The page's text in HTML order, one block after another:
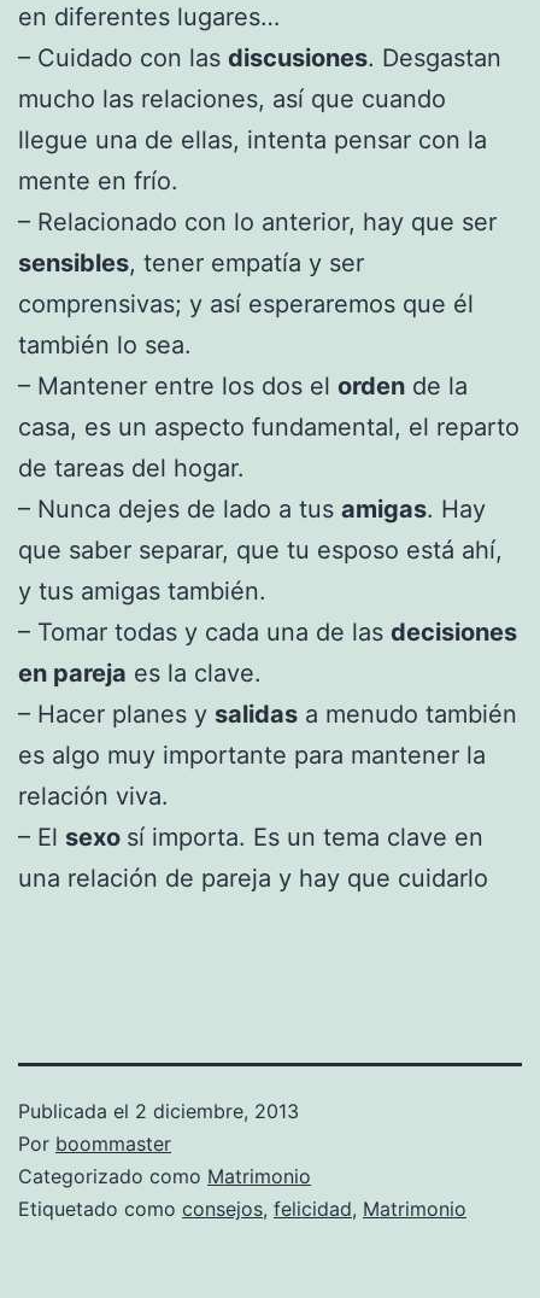
en diferentes lugares…
– Cuidado con las discusiones. Desgastan
mucho las relaciones, así que cuando
llegue una de ellas, intenta pensar con la
mente en frío.
– Relacionado con lo anterior, hay que ser
sensibles, tener empatía y ser
comprensivas; y así esperaremos que él
también lo sea.
– Mantener entre los dos el orden de la
casa, es un aspecto fundamental, el reparto
de tareas del hogar.
– Nunca dejes de lado a tus amigas. Hay
que saber separar, que tu esposo está ahí,
y tus amigas también.
– Tomar todas y cada una de las decisiones
en pareja es la clave.
– Hacer planes y salidas a menudo también
es algo muy importante para mantener la
relación viva.
– El sexo sí importa. Es un tema clave en
una relación de pareja y hay que cuidarlo
Publicada el 2 diciembre, 2013
Por boommaster
Categorizado como Matrimonio
Etiquetado como consejos, felicidad, Matrimonio